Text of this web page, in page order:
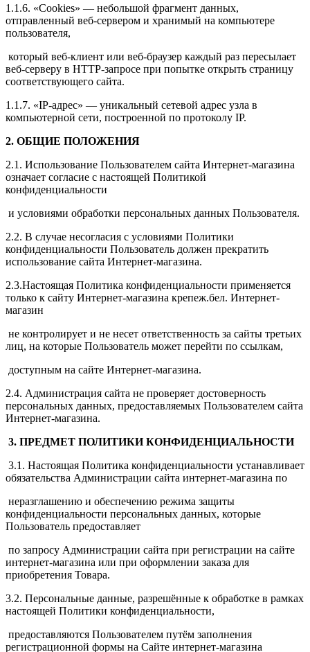
1.1.6. «Cookies» — небольшой фрагмент данных,
отправленный веб-сервером и хранимый на компьютере
пользователя,
который веб-клиент или веб-браузер каждый раз пересылает
веб-серверу в HTTP-запросе при попытке открыть страницу
соответствующего сайта.
1.1.7. «IP-адрес» — уникальный сетевой адрес узла в
компьютерной сети, построенной по протоколу IP.
2. ОБЩИЕ ПОЛОЖЕНИЯ
2.1. Использование Пользователем сайта Интернет-магазина
означает согласие с настоящей Политикой
конфиденциальности
и условиями обработки персональных данных Пользователя.
2.2. В случае несогласия с условиями Политики
конфиденциальности Пользователь должен прекратить
использование сайта Интернет-магазина.
2.3.Настоящая Политика конфиденциальности применяется
только к сайту Интернет-магазина крепеж.бел. Интернет-
магазин
не контролирует и не несет ответственность за сайты третьих
лиц, на которые Пользователь может перейти по ссылкам,
доступным на сайте Интернет-магазина.
2.4. Администрация сайта не проверяет достоверность
персональных данных, предоставляемых Пользователем сайта
Интернет-магазина.
3. ПРЕДМЕТ ПОЛИТИКИ КОНФИДЕНЦИАЛЬНОСТИ
3.1. Настоящая Политика конфиденциальности устанавливает
обязательства Администрации сайта интернет-магазина по
неразглашению и обеспечению режима защиты
конфиденциальности персональных данных, которые
Пользователь предоставляет
по запросу Администрации сайта при регистрации на сайте
интернет-магазина или при оформлении заказа для
приобретения Товара.
3.2. Персональные данные, разрешённые к обработке в рамках
настоящей Политики конфиденциальности,
предоставляются Пользователем путём заполнения
регистрационной формы на Сайте интернет-магазина